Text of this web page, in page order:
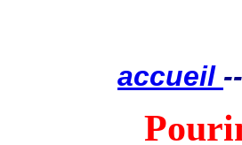
accueil --